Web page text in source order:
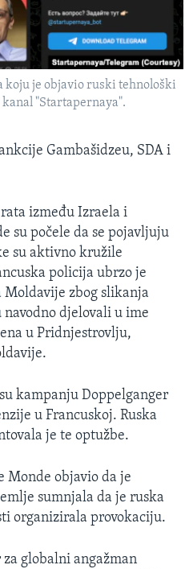
je objavio ruski tehnološki
"Startapernaya".
Gambašidzeu, SDA i
između Izraela i
su počele da se pojavljuju
su aktivno kružile
policija ubrzo je
zbog slikanja
djelovali u ime
u Pridnjestrovlju,
kampanju Doppelganger
u Francuskoj. Ruska
je te optužbe.
Monde objavio da je
sumnjala da je ruska
organizirala provokaciju.
globalni angažman